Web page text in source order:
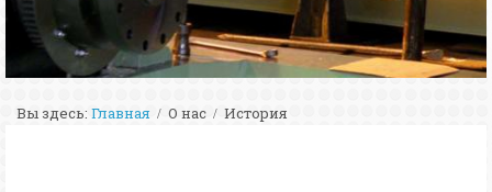
Вы здесь: Главная О нас История